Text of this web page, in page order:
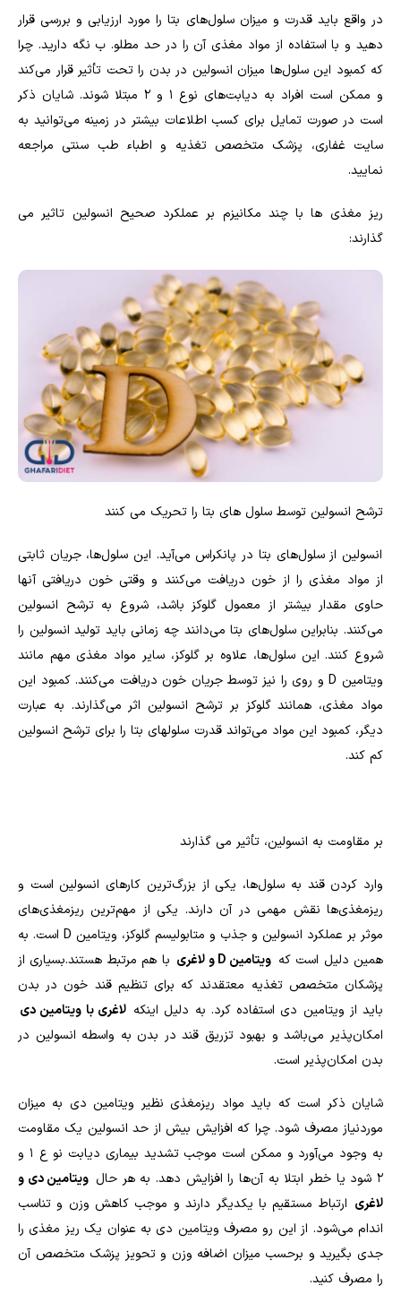
در واقع باید قدرت و میزان سلول‌های بتا را مورد ارزیابی و بررسی قرار
دهید و با استفاده از مواد مغذی آن را در حد مطلو. ب نگه دارید. چرا
که کمبود این سلول‌ها میزان انسولین در بدن را تحت تأثیر قرار می‌کند
و ممکن است افراد به دیابت‌های نوع 1 و 2 مبتلا شوند. شایان ذکر
است در صورت تمایل برای کسب اطلاعات بیشتر در زمینه می‌توانید به
سایت غفاری، پزشک متخصص تغذیه و اطباء طب سنتی مراجعه
نمایید.
ریز مغذی‌ ها با چند مکانیزم بر عملکرد صحیح انسولین تاثیر می‌
گذارند:
ترشح انسولین توسط سلول‌ های بتا را تحریک می‌ کنند
انسولین از سلول‌های بتا در پانکراس می‌آید. این سلول‌ها، جریان ثابتی
از مواد مغذی را از خون دریافت می‌کنند و وقتی خون دریافتی آنها
حاوی مقدار بیشتر از معمول گلوکز باشد، شروع به ترشح انسولین
می‌کنند. بنابراین سلول‌های بتا می‌دانند چه زمانی باید تولید انسولین را
شروع کنند. این سلول‌ها، علاوه بر گلوکز، سایر مواد مغذی مهم مانند
ویتامین Dو روی را نیز توسط جریان خون دریافت می‌کنند. کمبود این
مواد مغذی، همانند گلوکز بر ترشح انسولین اثر می‌گذارند. به عبارت
دیگر، کمبود این مواد می‌تواند قدرت سلول‎های بتا را برای ترشح انسولین
کم کند.
بر مقاومت به انسولین، تأثیر می‌ گذارند
وارد کردن قند به سلول‌ها، یکی از بزرگ‌ترین کارهای انسولین است و
ریزمغذی‌ها نقش مهمی در آن دارند. یکی از مهم‌ترین ریزمغذی‌های
موثر بر عملکرد انسولین و جذب و متابولیسم گلوکز، ویتامین D است. به
همین دلیل است که ویتامین Dو لاغری با هم مرتبط هستند.بسیاری از
پزشکان متخصص تغذیه معتقدند که برای تنظیم قند خون در بدن
باید از ویتامین دی استفاده کرد. به دلیل اینکه لاغری با ویتامین دی
امکان‌پذیر می‌باشد و بهبود تزریق قند در بدن به واسطه انسولین در
بدن امکان‌پذیر است.
شایان ذکر است که باید مواد ریزمغذی نظیر ویتامین دی به میزان
موردنیاز مصرف شود. چرا که افزایش بیش از حد انسولین یک مقاومت
به وجود می‌آورد و ممکن است موجب تشدید بیماری دیابت نو ع 1 و
2 شود یا خطر ابتلا به آن‌ها را افزایش دهد. به هر حال
ویتامین دی و
لاغری ارتباط مستقیم با یکدیگر دارند و موجب کاهش وزن و تناسب
اندام می‌شود. از این رو مصرف ویتامین دی به عنوان یک ریز مغذی را
جدی بگیرید و برحسب میزان اضافه وزن و تحویز پزشک متخصص آن
را مصرف کنید.